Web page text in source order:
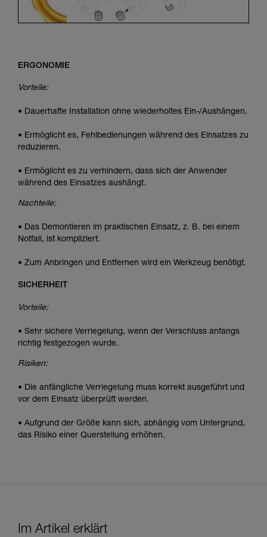
ERGONOMIE
Vorteile:
• Dauerhafte Installation ohne wiederholtes Ein-/Aushängen.
• Ermöglicht es, Fehlbedienungen während des Einsatzes zu
reduzieren.
• Ermöglicht es zu verhindern, dass sich der Anwender
während des Einsatzes aushängt.
Nachteile:
• Das Demontieren im praktischen Einsatz, z. B. bei einem
Notfall, ist kompliziert.
• Zum Anbringen und Entfernen wird ein Werkzeug benötigt.
SICHERHEIT
Vorteile:
• Sehr sichere Verriegelung, wenn der Verschluss anfangs
richtig festgezogen wurde.
Risiken:
• Die anfängliche Verriegelung muss korrekt ausgeführt und
vor dem Einsatz überprüft werden.
• Aufgrund der Größe kann sich, abhängig vom Untergrund,
das Risiko einer Querstellung erhöhen.
Im Artikel erklärt